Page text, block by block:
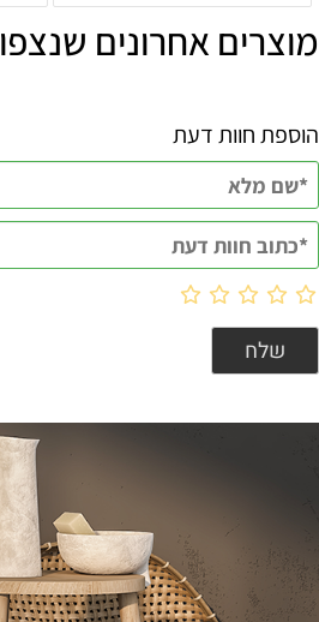
מוצרים אחרונים שנצפו
הוספת חוות דעת